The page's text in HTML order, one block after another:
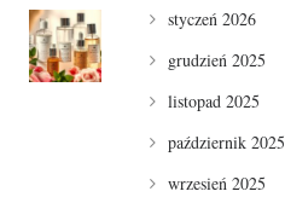
styczeń 2026
grudzień 2025
listopad 2025
październik 2025
wrzesień 2025